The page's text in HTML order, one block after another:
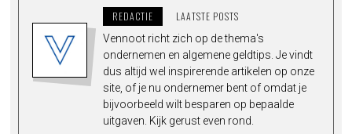
REDACTIE LAATSTE POSTS
Vennoot richt zich op de thema's
ondernemen en algemene geldtips. Je vindt
dus altijd wel inspirerende artikelen op onze
site, of je nu ondernemer bent of omdat je
bijvoorbeeld wilt besparen op bepaalde
uitgaven. Kijk gerust even rond.